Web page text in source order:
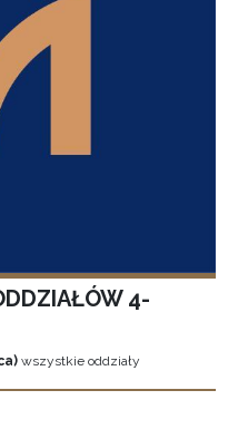
4-
wszystkie oddziały